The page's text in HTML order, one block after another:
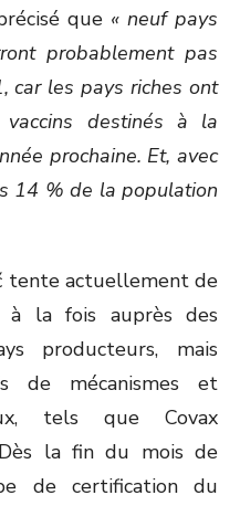
que « neuf pays
probablement pas
car les pays riches ont
destinés à la
prochaine. Et, avec
14 % de la population
tente actuellement de
à la fois auprès des
producteurs, mais
de mécanismes et
tels que Covax
la fin du mois de
de certification du